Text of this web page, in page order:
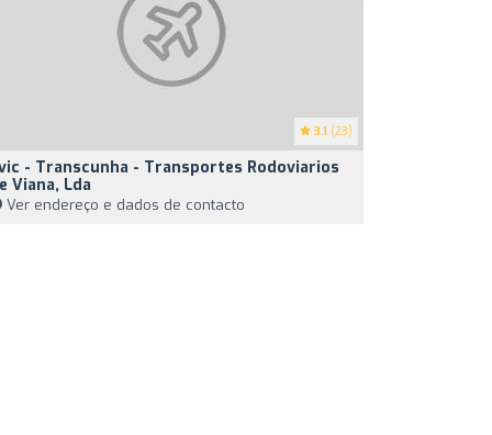
3.1 (23)
- Transcunha - Transportes Rodoviarios
Viana, Lda
Ver endereço e dados de contacto